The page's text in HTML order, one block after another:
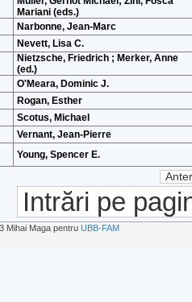
Mariani (eds.)
Narbonne, Jean-Marc
Nevett, Lisa C.
Nietzsche, Friedrich ; Merker, Anne
(ed.)
O'Meara, Dominic J.
Rogan, Esther
Scotus, Michael
Vernant, Jean-Pierre
Young, Spencer E.
Intrări pe
Mihai Maga pentru UBB-FAM